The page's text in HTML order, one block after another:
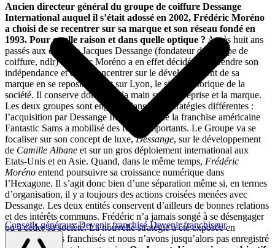
Conseils générauxDevenir franchiséDevenir franchiseur
Ancien directeur général du groupe de coiffure Dessange
International auquel il s’était adossé en 2002, Frédéric Moréno
a choisi de se recentrer sur sa marque et son réseau fondé en
1993. Pour quelle raison et dans quelle optique ? Après huit ans
passés aux côtés de Jacques Dessange (fondateur du groupe de
coiffure, ndlr) Frédéric Moréno a en effet décidé de reprendre son
indépendance et de se concentrer sur le développement de sa
marque en se repositionnant sur Lyon, le siège historique de la
société. Il conserve donc bien la main sur l’entreprise et la marque.
Les deux groupes sont engagés dans deux stratégies différentes :
l’acquisition par Dessange International de la franchise américaine
Fantastic Sams a mobilisé des fonds importants. Le Groupe va se
focaliser sur son concept de luxe,Dessange, sur le développement
de Camille Albane et sur un gros déploiement international aux
Etats-Unis et en Asie. Quand, dans le même temps, Frédéric
Moréno entend poursuivre sa croissance numérique dans
l’Hexagone. Il s’agit donc bien d’une séparation même si, en termes
d’organisation, il y a toujours des actions croisées menées avec
Dessange. Les deux entités conservent d’ailleurs de bonnes relations
et des intérêts communs. Frédéric n’a jamais songé à se désengager
ou à céder sa société. La nouvelle stratégie a été exposée en
séminaire à nos franchisés et nous n’avons jusqu’alors pas enregistré